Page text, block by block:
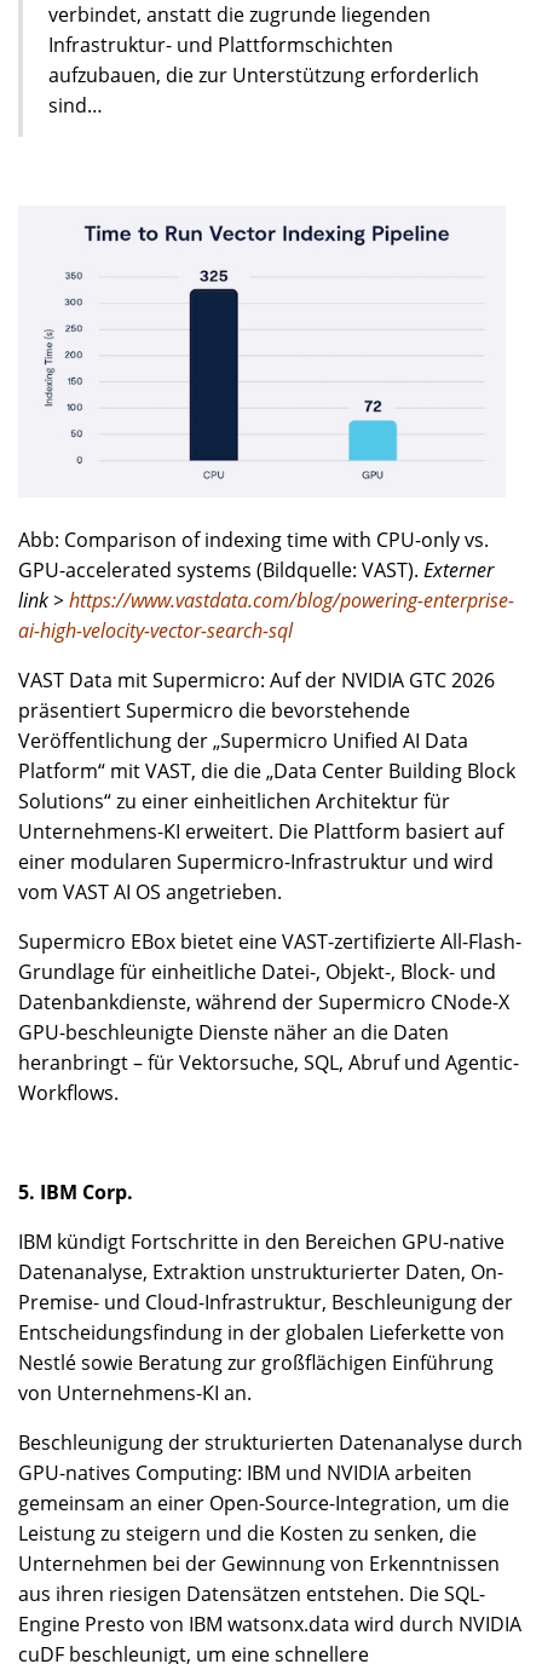
verbindet, anstatt die zugrunde liegenden
Infrastruktur- und Plattformschichten
aufzubauen, die zur Unterstützung erforderlich
sind…
Abb: Comparison of indexing time with CPU-only vs.
GPU-accelerated systems (Bildquelle: VAST). Externer
link > https://www.vastdata.com/blog/powering-enterprise-
ai-high-velocity-vector-search-sql
VAST Data mit Supermicro: Auf der NVIDIA GTC 2026
präsentiert Supermicro die bevorstehende
Veröffentlichung der „Supermicro Unified AI Data
Platform“ mit VAST, die die „Data Center Building Block
Solutions“ zu einer einheitlichen Architektur für
Unternehmens-KI erweitert. Die Plattform basiert auf
einer modularen Supermicro-Infrastruktur und wird
vom VAST AI OS angetrieben.
Supermicro EBox bietet eine VAST-zertifizierte All-Flash-
Grundlage für einheitliche Datei-, Objekt-, Block- und
Datenbankdienste, während der Supermicro CNode-X
GPU-beschleunigte Dienste näher an die Daten
heranbringt – für Vektorsuche, SQL, Abruf und Agentic-
Workflows.
5. IBM Corp.
IBM kündigt Fortschritte in den Bereichen GPU-native
Datenanalyse, Extraktion unstrukturierter Daten, On-
Premise- und Cloud-Infrastruktur, Beschleunigung der
Entscheidungsfindung in der globalen Lieferkette von
Nestlé sowie Beratung zur großflächigen Einführung
von Unternehmens-KI an.
Beschleunigung der strukturierten Datenanalyse durch
GPU-natives Computing: IBM und NVIDIA arbeiten
gemeinsam an einer Open-Source-Integration, um die
Leistung zu steigern und die Kosten zu senken, die
Unternehmen bei der Gewinnung von Erkenntnissen
aus ihren riesigen Datensätzen entstehen. Die SQL-
Engine Presto von IBM watsonx.data wird durch NVIDIA
cuDF beschleunigt, um eine schnellere